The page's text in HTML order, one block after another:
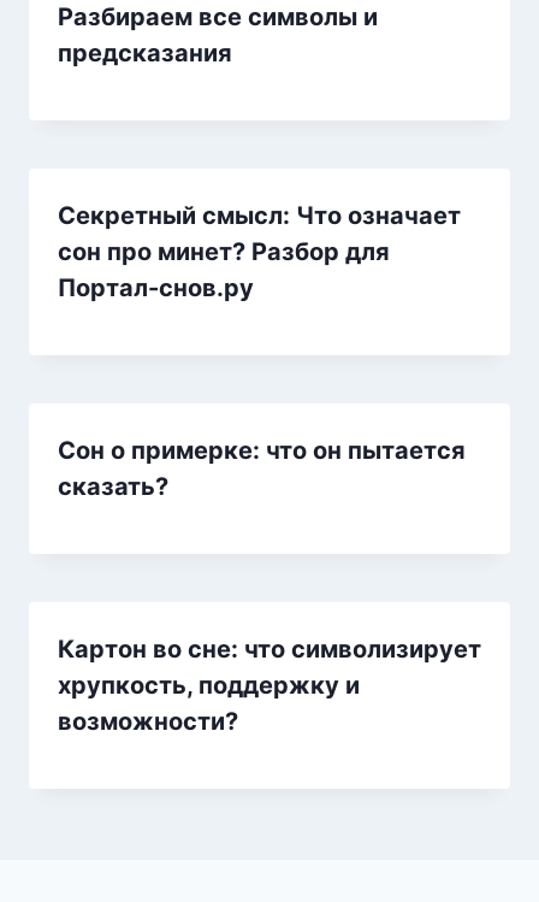
Разбираем все символы и
предсказания
Секретный смысл: Что означает
сон про минет? Разбор для
Портал-снов.ру
Сон о примерке: что он пытается
сказать?
Картон во сне: что символизирует
хрупкость, поддержку и
возможности?